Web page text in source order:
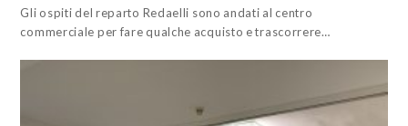
Gli ospiti del reparto Redaelli sono andati al centro
commerciale per fare qualche acquisto e trascorrere…